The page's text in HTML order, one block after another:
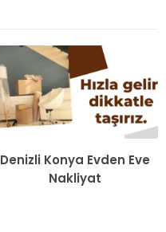
Denizli Konya Evden Eve
Nakliyat